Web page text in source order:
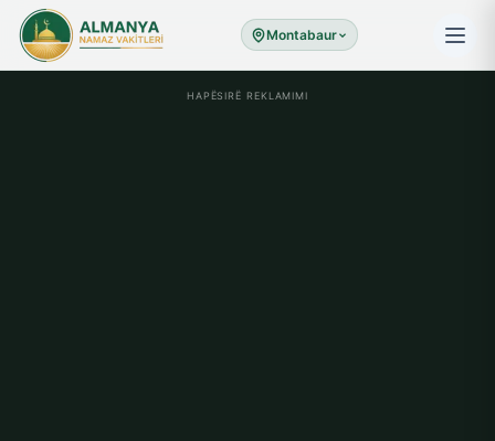
Montabaur
HAPËSIRË REKLAMIMI